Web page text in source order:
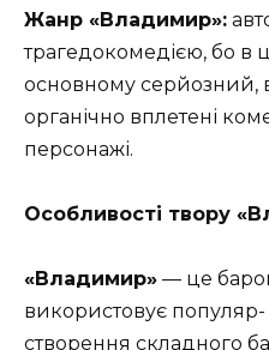
Жанр «Владимир»:
трагедокомедією, бо в
основному серйозний,
органічно вплетені
персонажі.
Особливості твору
«Владимир» — це
використовує
створення складного